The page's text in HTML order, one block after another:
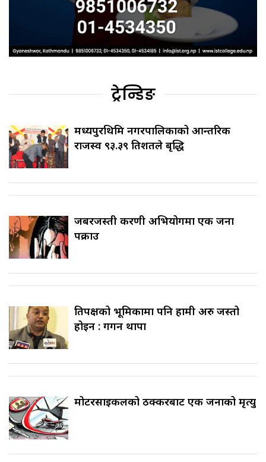
ट्रेन्डिङ
मध्यपुरथिमि नगरपालिकाको आन्तरिक
राजस्व ९३.३९ प्रतिशतले बृद्धि
जबरजस्ती करणी अभियोगमा एक जना
पक्राउ
प्रतिपक्षको भूमिकामा पनि हामी अरु जस्तो
होइन : गगन थापा
मोटरसाइकलको ठक्करबाट एक जनाको मृत्यु